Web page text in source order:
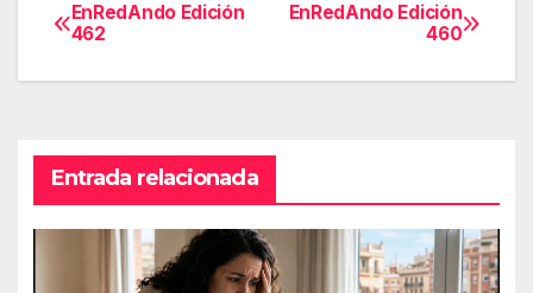
Navegación
de
EnRedAndo Edición
460
EnRedAndo Edición
462
Entrada relacionada